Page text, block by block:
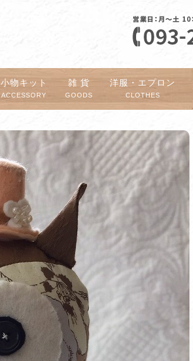
小物キット
ACCESSORY
雑 貨
GOODS
洋服・エプロン
CLOTHES